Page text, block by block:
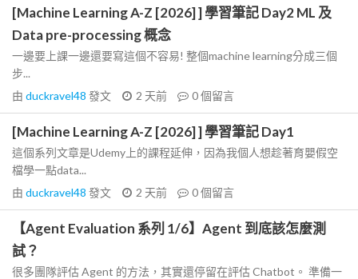
[Machine Learning A-Z [2026] ] 學習筆記 Day2 ML 及
Data pre-processing 概念
一邊要上課一邊還要寫這個不容易! 整個machine learning分成三個
步...
由 duckravel48 發文 2 天前 0個留言
[Machine Learning A-Z [2026] ] 學習筆記 Day1
這個系列文章是Udemy上的課程延伸，因為我個人想趁著育嬰假空
檔學一點data...
由 duckravel48 發文 2 天前 0個留言
【Agent Evaluation 系列 1/6】Agent 到底該怎麼測
試？
很多團隊評估 Agent 的方法，其實還停留在評估 Chatbot。 準備一